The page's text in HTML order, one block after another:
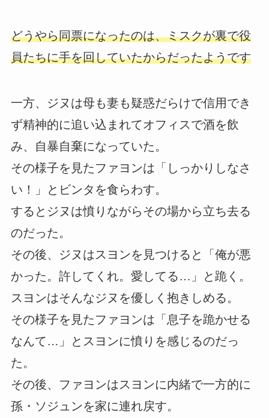
どうやら同票になったのは、ミスクが裏で役
員たちに手を回していたからだったようです
一方、ジヌは母も妻も疑惑だらけで信用でき
ず精神的に追い込まれてオフィスで酒を飲
み、自暴自棄になっていた。
その様子を見たファヨンは「しっかりしなさ
い！」とビンタを食らわす。
するとジヌは憤りながらその場から立ち去る
のだった。
その後、ジヌはスヨンを見つけると「俺が悪
かった。許してくれ。愛してる…」と跪く。
スヨンはそんなジヌを優しく抱きしめる。
その様子を見たファヨンは「息子を跪かせる
なんて…」とスヨンに憤りを感じるのだっ
た。
その後、ファヨンはスヨンに内緒で一方的に
孫・ソジュンを家に連れ戻す。